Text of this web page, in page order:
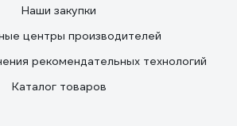
Наши закупки
центры производителей
рекомендательных технологий
Каталог товаров